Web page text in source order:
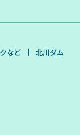
など 北川ダム